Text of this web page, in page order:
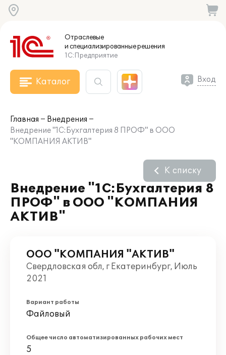
Отраслевые
и специализированныерешения
1С:Предприятие
Каталог Вход
Главная
Внедрения
Внедрение "1С:Бухгалтерия 8 ПРОФ" в ООО
"КОМПАНИЯ АКТИВ"
Внедрение "1С:Бухгалтерия 8
ПРОФ" в ООО "КОМПАНИЯ
АКТИВ"
К списку
ООО "КОМПАНИЯ "АКТИВ"
Свердловская обл, г Екатеринбург, Июль
2021
Вариант работы
Файловый
Общее число автоматизированных рабочих мест
5